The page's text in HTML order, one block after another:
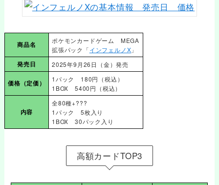
商品名
ポケモンカードゲーム MEGA
拡張パック「インフェルノX 」
発売日
2025年9月26日（金）発売
価格 （定価）
1パック 180円（税込）
1BOX 5400円（税込）
内容
全80種+???
1パック 5枚入り
1BOX 30パック入り
高額カードTOP3